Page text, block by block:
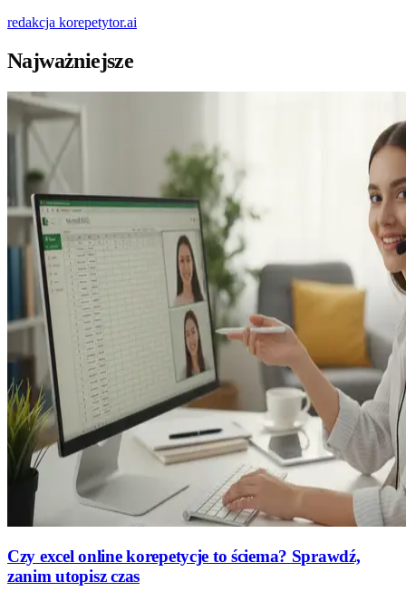
redakcja korepetytor.ai
Najważniejsze
Czy excel online korepetycje to ściema? Sprawdź,
zanim utopisz czas